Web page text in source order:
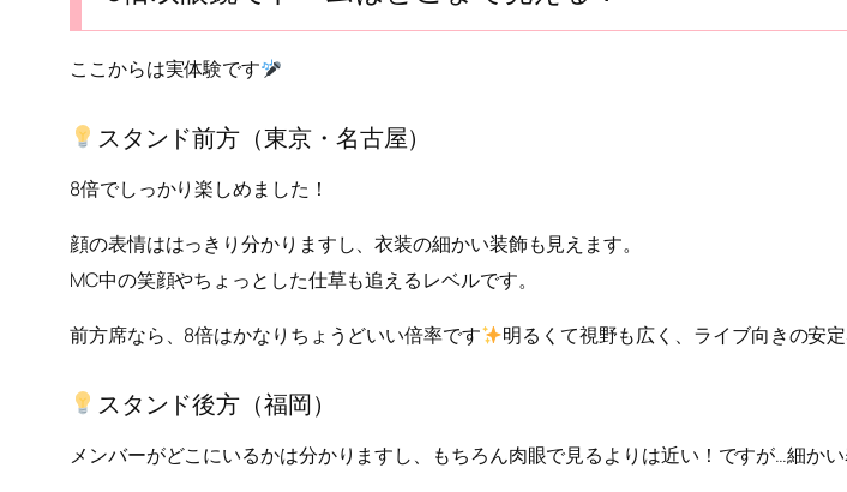
ここからは実体験です
スタンド前方（東京・名古屋）
8倍でしっかり楽しめました！
顔の表情ははっきり分かりますし、衣装の細かい装飾も見えます。
MC中の笑顔やちょっとした仕草も追えるレベルです。
前方席なら、8倍はかなりちょうどいい倍率です 明るくて視野も広く、ライブ向きの安定
スタンド後方（福岡）
メンバーがどこにいるかは分かりますし、もちろん肉眼で見るよりは近い！ですが…細かい